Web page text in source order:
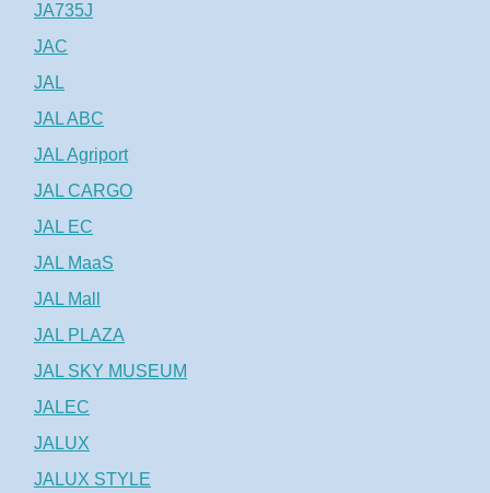
JA735J
JAC
JAL
JAL ABC
JAL Agriport
JAL CARGO
JAL EC
JAL MaaS
JAL Mall
JAL PLAZA
JAL SKY MUSEUM
JALEC
JALUX
JALUX STYLE